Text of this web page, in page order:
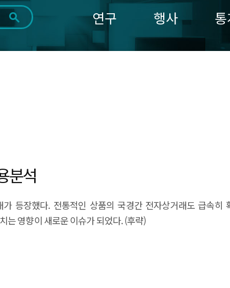
3개월 1년
연구 행사 통
분석
등장했다. 전통적인 상품의 국경간 전자상거래도 급속히
는 영향이 새로운 이슈가 되었다. (후략)